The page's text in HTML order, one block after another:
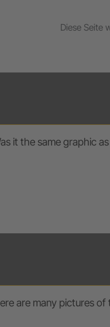
Diese Seite
it the same graphic
are many pictures